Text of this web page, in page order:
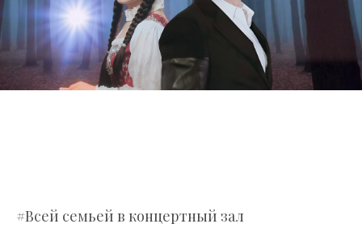
#Всей семьей в концертный зал